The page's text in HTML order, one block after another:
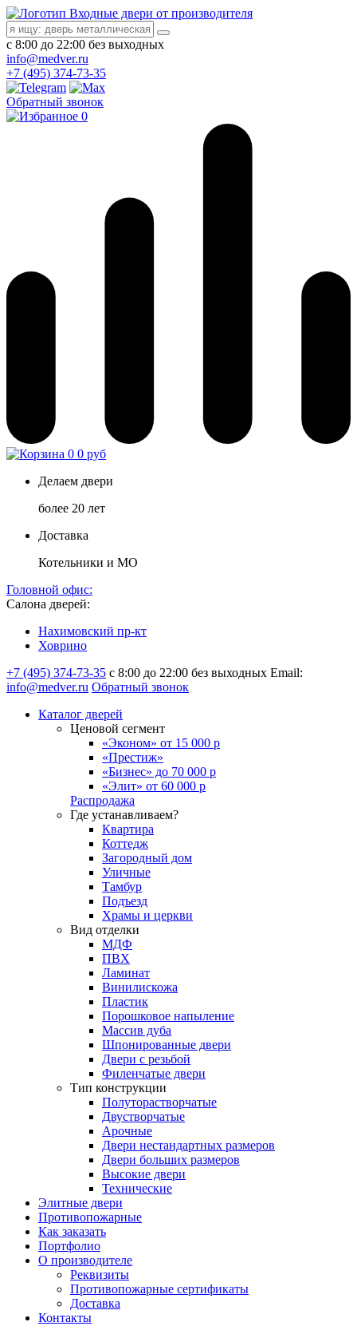
Входные двери от производителя
с 8:00 до 22:00 без выходных
info@medver.ru
+7 (495) 374-73-35
Обратный звонок
0
0 0 руб
Делаем двери
более 20 лет
Доставка
Котельники и МО
Головной офис:
Салона дверей:
Нахимовский пр-кт
Ховрино
+7 (495) 374-73-35 с 8:00 до 22:00 без выходных Email:
info@medver.ru Обратный звонок
Каталог дверей
Ценовой сегмент
«Эконом» от 15 000 р
«Престиж»
«Бизнес» до 70 000 р
«Элит» от 60 000 р
Распродажа
Где устанавливаем?
Квартира
Коттедж
Загородный дом
Уличные
Тамбур
Подъезд
Храмы и церкви
Вид отделки
МДФ
ПВХ
Ламинат
Винилискожа
Пластик
Порошковое напыление
Массив дуба
Шпонированные двери
Двери с резьбой
Филенчатые двери
Тип конструкции
Полуторастворчатые
Двустворчатые
Арочные
Двери нестандартных размеров
Двери больших размеров
Высокие двери
Технические
Элитные двери
Противопожарные
Как заказать
Портфолио
О производителе
Реквизиты
Противопожарные сертификаты
Доставка
Контакты